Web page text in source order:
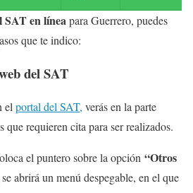
SAT en líneapara Guerrero, puedes
que te indico:
del SAT
el portal del SAT, verás en la parte
que requieren cita para ser realizados.
el puntero sobre la opción “Otros
abrirá un menú despegable, en el que